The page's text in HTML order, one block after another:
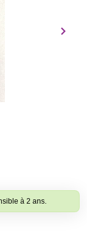
à 2 ans.